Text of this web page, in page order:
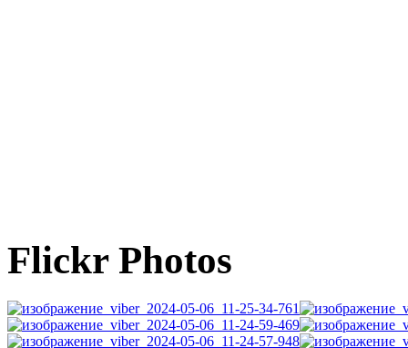
Flickr Photos